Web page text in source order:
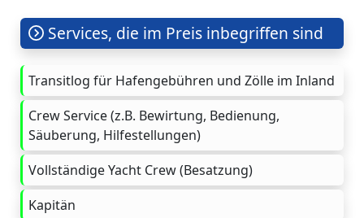
Services, die im Preis inbegriffen sind
Transitlog für Hafengebühren und Zölle im Inland
Crew Service (z.B. Bewirtung, Bedienung,
Säuberung, Hilfestellungen)
Vollständige Yacht Crew (Besatzung)
Kapitän